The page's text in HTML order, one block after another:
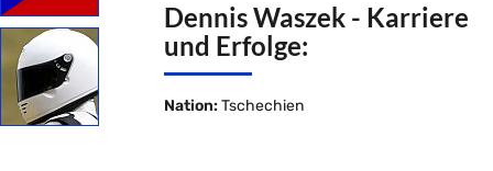
Dennis Waszek - Karriere
und Erfolge:
Nation: Tschechien